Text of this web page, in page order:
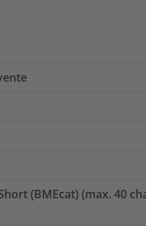
(BMEcat) (max. 40